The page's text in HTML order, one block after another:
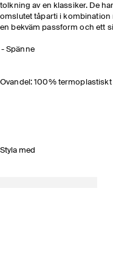
tolkning av en klassiker. De
omslutet tåparti i kombination
en bekväm passform och ett
Spänne
Ovandel: 100% termoplastiskt
Styla med